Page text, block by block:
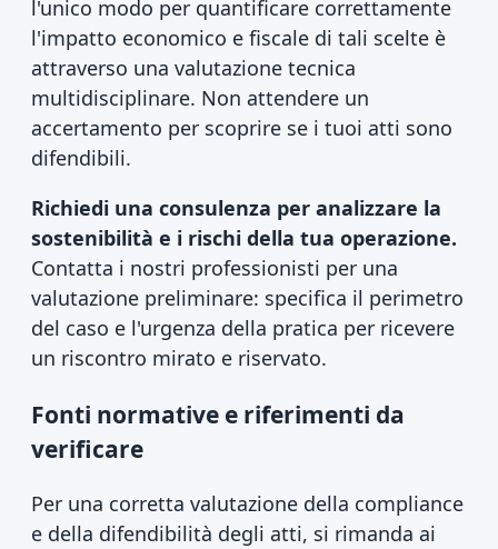
l'unico modo per quantificare correttamente
l'impatto economico e fiscale di tali scelte è
attraverso una valutazione tecnica
multidisciplinare. Non attendere un
accertamento per scoprire se i tuoi atti sono
difendibili.
Richiedi una consulenza per analizzare la
sostenibilità e i rischi della tua operazione.
Contatta i nostri professionisti per una
valutazione preliminare: specifica il perimetro
del caso e l'urgenza della pratica per ricevere
un riscontro mirato e riservato.
Fonti normative e riferimenti da
verificare
Per una corretta valutazione della compliance
e della difendibilità degli atti, si rimanda ai